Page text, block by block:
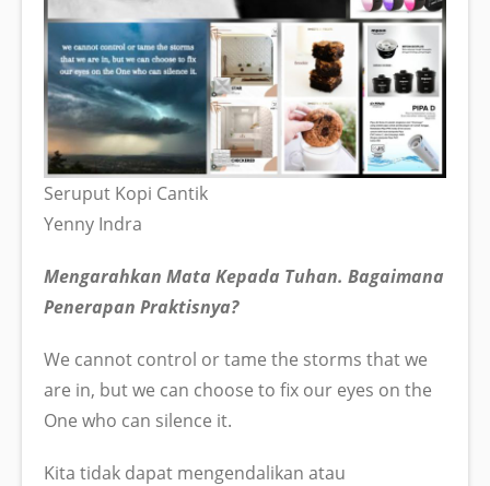
Seruput Kopi Cantik
Yenny Indra
Mengarahkan Mata Kepada Tuhan. Bagaimana
Penerapan Praktisnya?
We cannot control or tame the storms that we
are in, but we can choose to fix our eyes on the
One who can silence it.
Kita tidak dapat mengendalikan atau